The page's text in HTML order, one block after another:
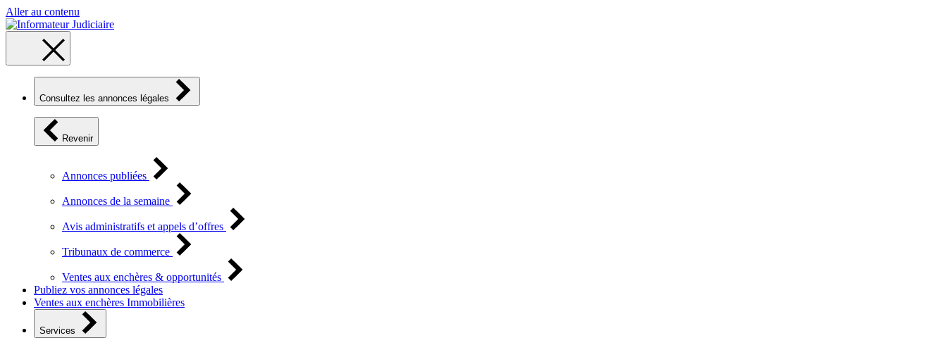
Aller au contenu
Consultez les annonces légales
Revenir
Annonces publiées
Annonces de la semaine
Avis administratifs et appels d’offres
Tribunaux de commerce
Ventes aux enchères & opportunités
Publiez vos annonces légales
Ventes aux enchères Immobilières
Services